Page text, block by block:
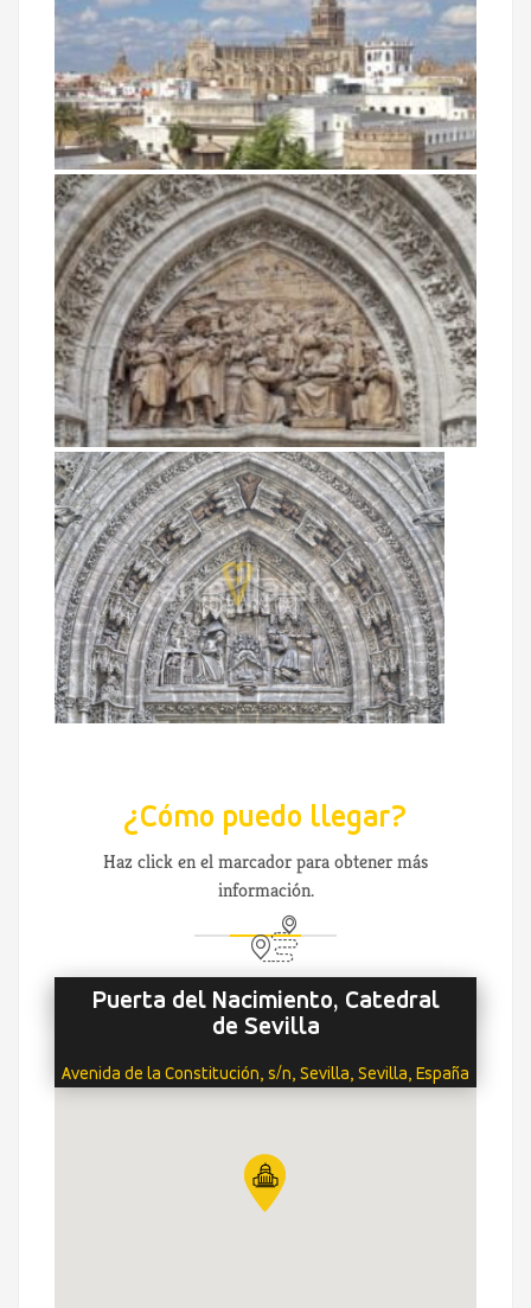
¿Cómo puedo llegar?
Haz click en el marcador para obtener más
información.
Puerta del Nacimiento, Catedral
de Sevilla
Avenida de la Constitución, s/n, Sevilla, Sevilla, España